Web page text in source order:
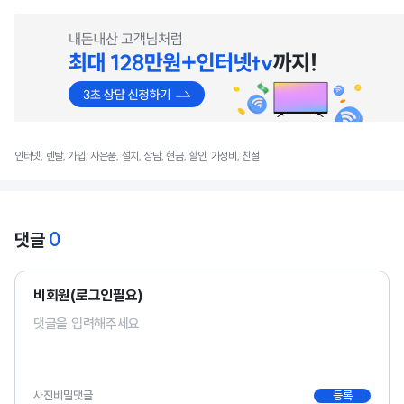
인터넷, 렌탈, 가입, 사은품, 설치, 상담, 현금, 할인, 가성비, 친절
댓글 0
비회원(로그인필요)
사진비밀댓글 등록